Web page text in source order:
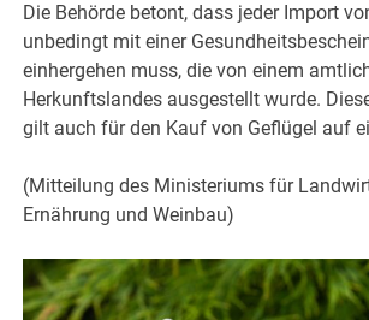
Die Behörde betont, dass jeder Import
unbedingt mit einer
einhergehen muss, die von einem
Herkunftslandes ausgestellt wurde.
gilt auch für den Kauf von Geflügel auf
(Mitteilung des Ministeriums für
Ernährung und Weinbau)